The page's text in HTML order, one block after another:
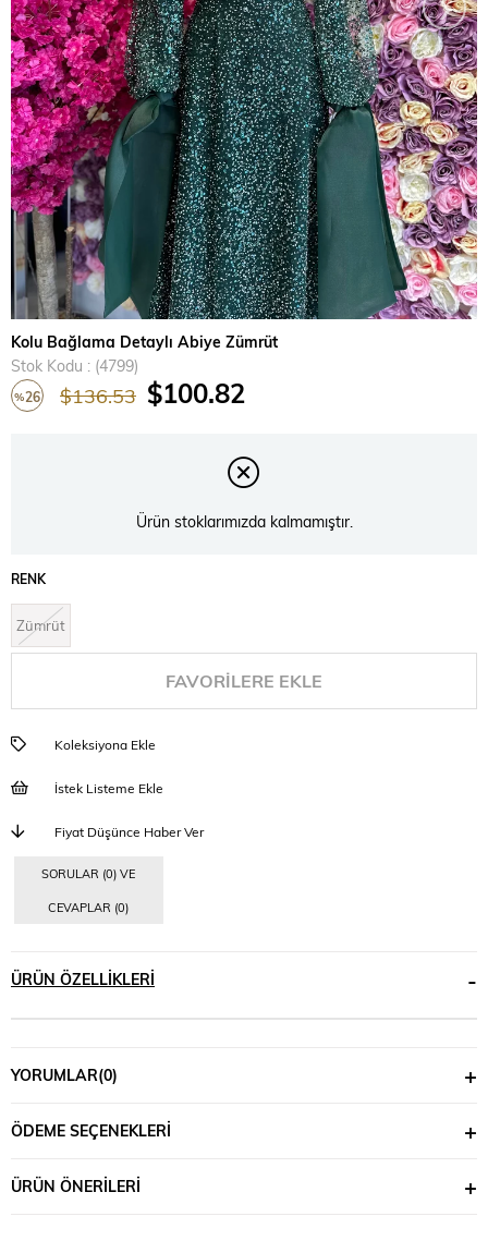
Kolu Bağlama Detaylı Abiye Zümrüt
Stok Kodu
(4799)
%26 $136.53 $100.82
Ürün stoklarımızda kalmamıştır.
RENK
Zümrüt
FAVORILERE EKLE
Koleksiyona Ekle
İstek Listeme Ekle
Fiyat Düşünce Haber Ver
SORULAR (0) VE
CEVAPLAR (0)
ÜRÜN ÖZELLIKLERI
YORUMLAR(0)
ÖDEME SEÇENEKLERI
ÜRÜN ÖNERILERI